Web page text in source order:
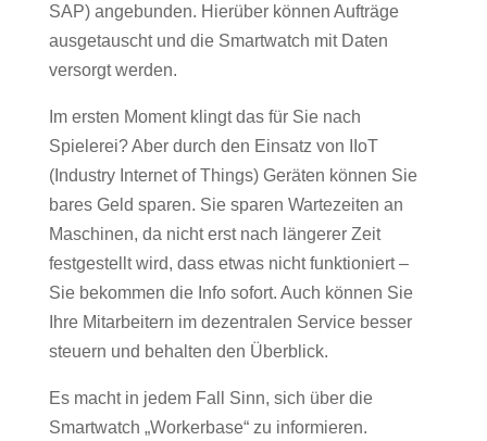
SAP) angebunden. Hierüber können Aufträge
ausgetauscht und die Smartwatch mit Daten
versorgt werden.
Im ersten Moment klingt das für Sie nach
Spielerei? Aber durch den Einsatz von IIoT
(Industry Internet of Things) Geräten können Sie
bares Geld sparen. Sie sparen Wartezeiten an
Maschinen, da nicht erst nach längerer Zeit
festgestellt wird, dass etwas nicht funktioniert –
Sie bekommen die Info sofort. Auch können Sie
Ihre Mitarbeitern im dezentralen Service besser
steuern und behalten den Überblick.
Es macht in jedem Fall Sinn, sich über die
Smartwatch „Workerbase“ zu informieren.